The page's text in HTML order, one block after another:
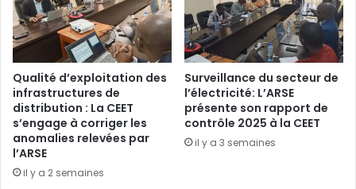
Qualité d’exploitation des
infrastructures de
distribution : La CEET
s’engage à corriger les
anomalies relevées par
l’ARSE
il y a 2 semaines
Surveillance du secteur de
l’électricité: L’ARSE
présente son rapport de
contrôle 2025 à la CEET
il y a 3 semaines